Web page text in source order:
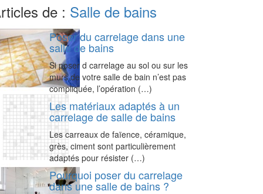
de : Salle de bains
Poser du carrelage dans une
salle de bains
Si poser d carrelage au sol ou sur les
murs de votre salle de bain n’est pas
compliquée, l’opération (…)
Les matériaux adaptés à un
carrelage de salle de bains
Les carreaux de faïence, céramique,
grès, ciment sont particulièrement
adaptés pour résister (…)
Pourquoi poser du carrelage
dans une salle de bains ?